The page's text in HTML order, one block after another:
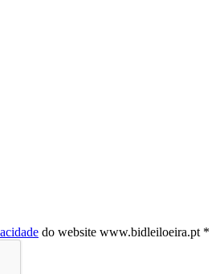
do website www.bidleiloeira.pt *